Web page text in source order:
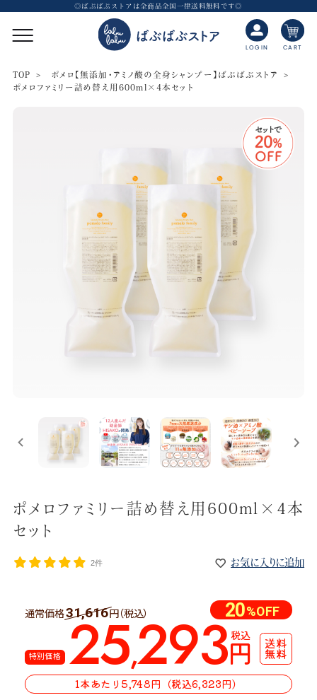
◎ばぶばぶストアは全商品全国一律送料無料です◎
LOGIN CART
TOP
ポメロ【無添加・アミノ酸の全身シャンプー】ばぶばぶストア
ポメロファミリー詰め替え用600ml×4本セット
ポメロファミリー詰め替え用600ml×4本
セット
2件 お気に入りに追加
通常価格31,616 円（税込） 20%OFF
特別価格 25,293 税込
円 送料
無料
1本あたり5,748円（税込6,323円）